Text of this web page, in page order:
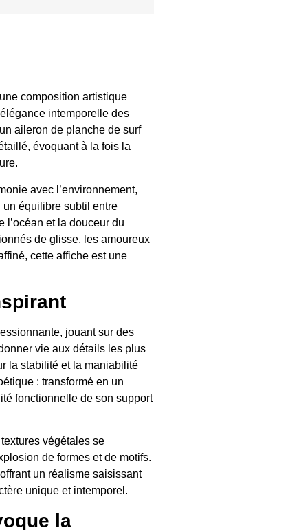
composition artistique
intemporelle des
aileron de planche de surf
évoquant à la fois la
avec l’environnement,
un équilibre subtil entre
l’océan et la douceur du
de glisse, les amoureux
cette affiche est une
jouant sur des
vie aux détails les plus
la stabilité et la maniabilité
: transformé en un
fonctionnelle de son support
végétales se
de formes et de motifs.
un réalisme saisissant
unique et intemporel.
la